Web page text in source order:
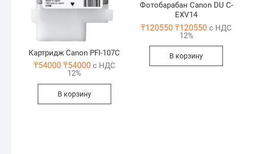
Картридж Canon PFI-107C
₸54000 ₸54000 с НДС
12%
В корзину
Фотобарабан Canon DU C-
EXV14
₸120550 ₸120550 с НДС
12%
В корзину